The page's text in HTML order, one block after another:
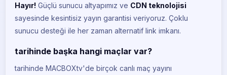
Hayır! Güçlü sunucu altyapımız ve CDN teknolojisi
sayesinde kesintisiz yayın garantisi veriyoruz. Çoklu
sunucu desteği ile her zaman alternatif link imkanı.
tarihinde başka hangi maçlar var?
tarihinde MACBOXtv'de birçok canlı maç yayını
iDMAN Tv
CANLI
CANLI
Trt Spor